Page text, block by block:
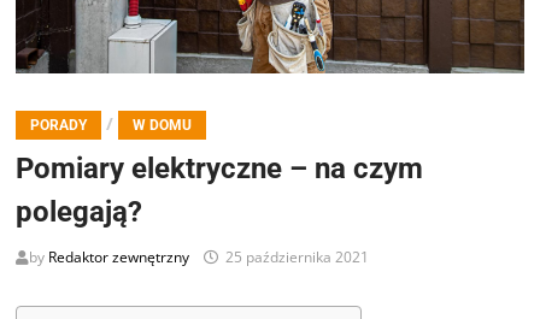
PORADY / W DOMU
Pomiary elektryczne – na czym
polegają?
by Redaktor zewnętrzny 25 października 2021